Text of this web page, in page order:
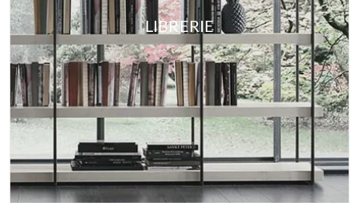
LIBRERIE